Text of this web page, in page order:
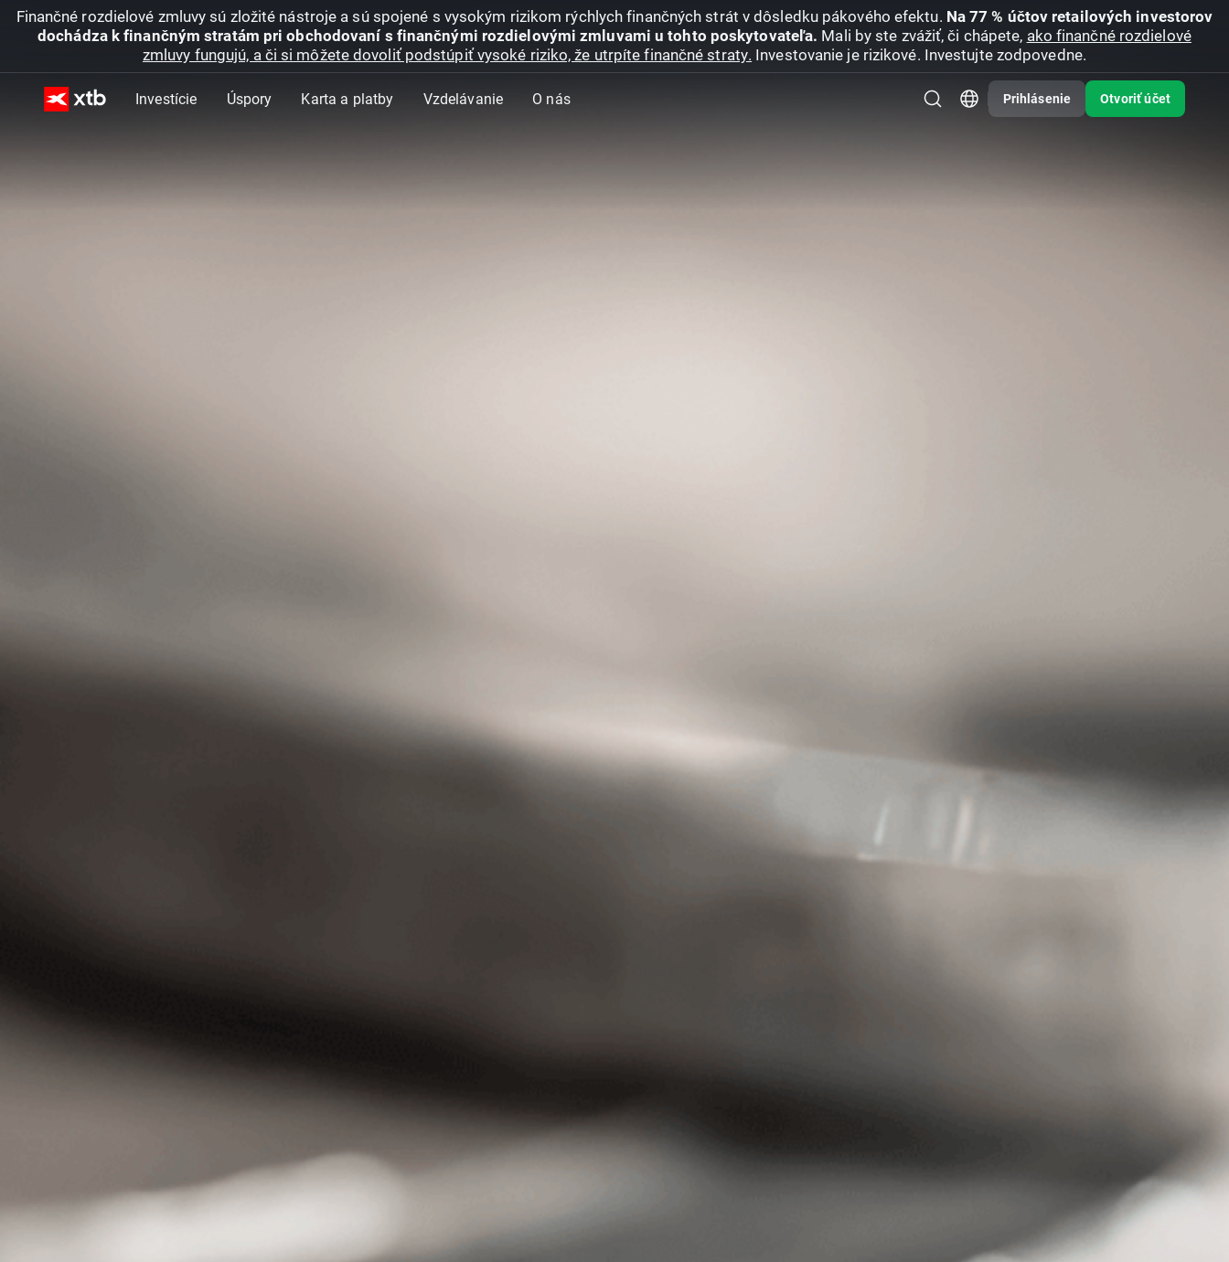
Finančné rozdielové zmluvy sú zložité nástroje a sú spojené s vysokým rizikom rýchlych finančných strát v dôsledku pákového efektu. Na 77 % účtov retailových investorov
dochádza k finančným stratám pri obchodovaní s finančnými rozdielovými zmluvami u tohto poskytovateľa. Mali by ste zvážiť, či chápete, ako finančné rozdielové
zmluvy fungujú, a či si môžete dovoliť podstúpiť vysoké riziko, že utrpíte finančné straty. Investovanie je rizikové. Investujte zodpovedne.
Investície Úspory Karta a platby Vzdelávanie O nás Prihlásenie Otvoriť účet